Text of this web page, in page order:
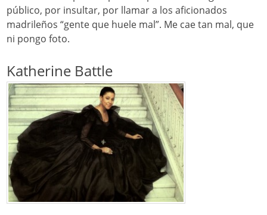
público, por insultar, por llamar a los aficionados
madrileños “gente que huele mal”. Me cae tan mal, que
ni pongo foto.
Katherine Battle